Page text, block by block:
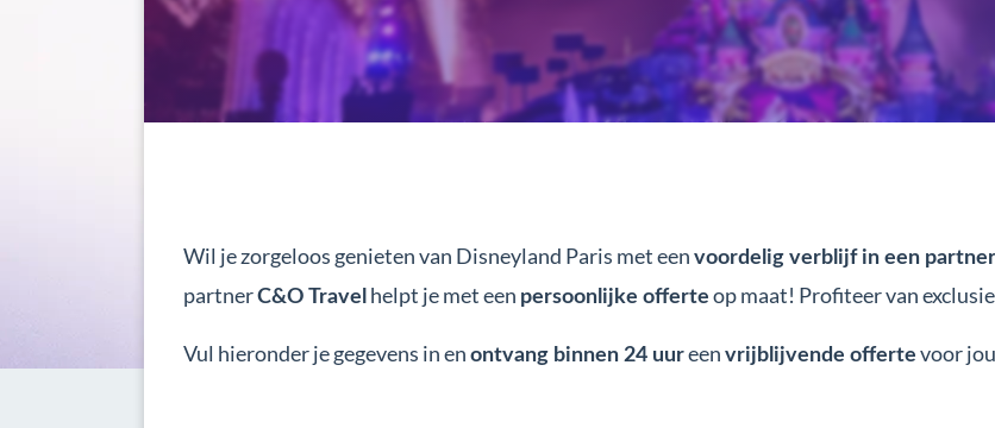
Wil je zorgeloos genieten van Disneyland Paris met een voordelig verblijf in een
partnerC&O Travel helpt je met een persoonlijke offerte op maat! Profiteer van
Vul hieronder je gegevens in en ontvang binnen 24 uureen vrijblijvende offerte voor